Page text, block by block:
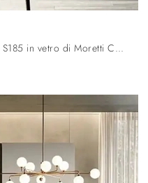
Ti presentiamo l'armadio Garbino S185 in vetro di Moretti Compact Giorno Notte! Un ricco catalogo di armadi a muro con ante scorrevoli.